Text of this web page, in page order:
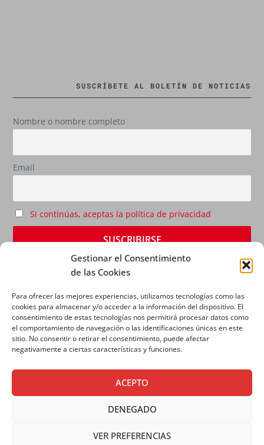
Gestionar el Consentimiento
de las Cookies
Para ofrecer las mejores experiencias, utilizamos tecnologías como las
cookies para almacenar y/o acceder a la información del dispositivo. El
consentimiento de estas tecnologías nos permitirá procesar datos como
el comportamiento de navegación o las identificaciones únicas en este
sitio. No consentir o retirar el consentimiento, puede afectar
negativamente a ciertas características y funciones.
ACEPTO
DENEGADO
VER PREFERENCIAS
SUSCRÍBETE AL BOLETÍN DE NOTICIAS
Nombre o nombre completo
Email
Si continúas, aceptas la política de privacidad
AVISO LEGAL|POLÍTICA DE PRIVACIDAD|